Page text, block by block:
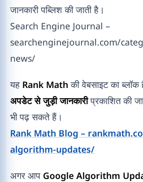
जानकारी पब्लिश की जाती है।
Search Engine Journal –
searchenginejournal.com/
news/
यह Rank Math की वेबसाइट का ब्लॉक
अपडेट से जुड़ी जानकारीप्रकाशित की
भी पढ़ सकते हैं।
Rank Math Blog –
algorithm-updates/
अगर आप Google Algorithm